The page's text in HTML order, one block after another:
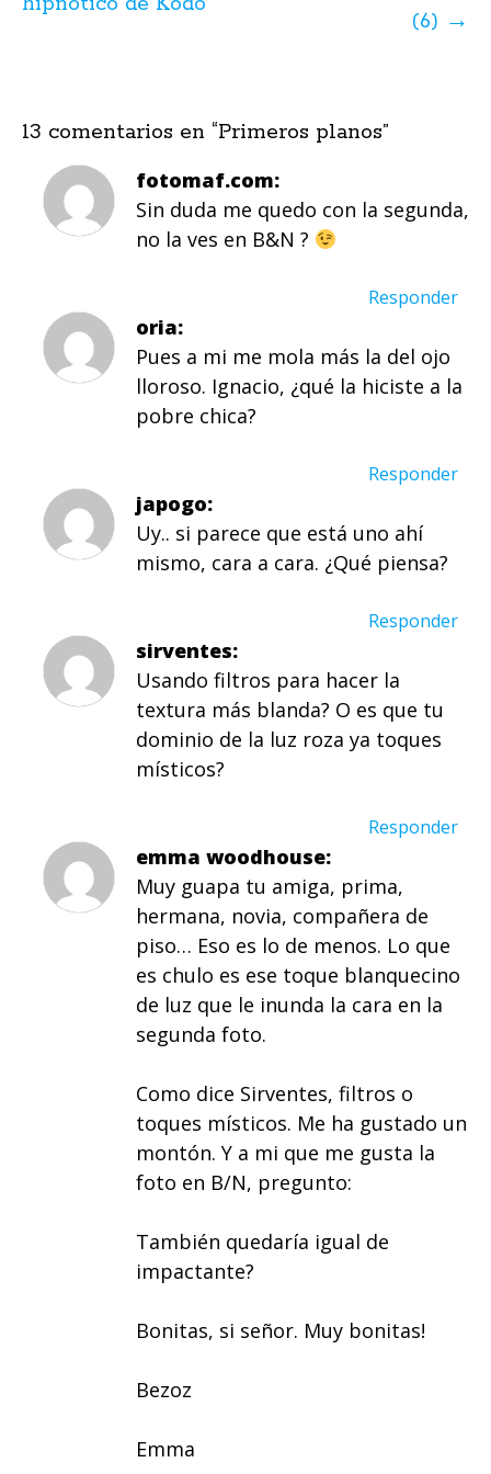
(6) →
13 comentarios en “Primeros planos”
fotomaf.com
Sin duda me quedo con la segunda,
no la ves en B&N ?
Responder
oria
Pues a mi me mola más la del ojo
lloroso. Ignacio, ¿qué la hiciste a la
pobre chica?
Responder
japogo
Uy.. si parece que está uno ahí
mismo, cara a cara. ¿Qué piensa?
Responder
sirventes
Usando filtros para hacer la
textura más blanda? O es que tu
dominio de la luz roza ya toques
místicos?
Responder
emma woodhouse
Muy guapa tu amiga, prima,
hermana, novia, compañera de
piso… Eso es lo de menos. Lo que
es chulo es ese toque blanquecino
de luz que le inunda la cara en la
segunda foto.
Como dice Sirventes, filtros o
toques místicos. Me ha gustado un
montón. Y a mi que me gusta la
foto en B/N, pregunto:
También quedaría igual de
impactante?
Bonitas, si señor. Muy bonitas!
Bezoz
Emma